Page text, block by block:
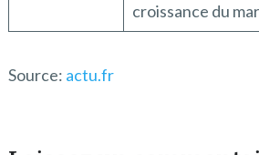
croissance du
Source: actu.fr